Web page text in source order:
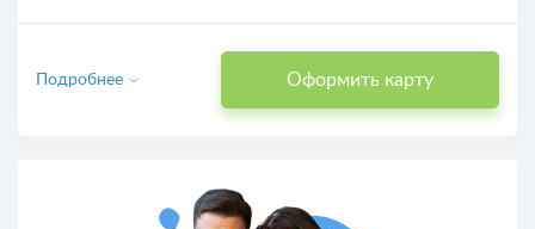
Оформить карту
Подробнее